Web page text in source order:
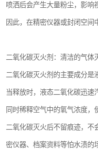
喷洒后会产生大量粉尘，影响
因此，在精密仪器或封闭空间
二氧化碳灭火剂：清洁的气体
二氧化碳灭火剂的主要成分是
当释放时，液态二氧化碳迅速
同时稀释空气中的氧气浓度，
二氧化碳灭火后不留痕迹，不
密仪器、档案资料等怕水渍的